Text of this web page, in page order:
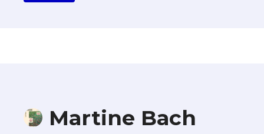
Martine Bach